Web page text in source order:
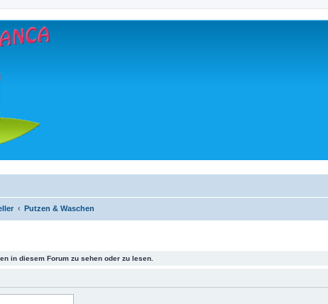
Putzen & Waschen
in diesem Forum zu sehen oder zu lesen.